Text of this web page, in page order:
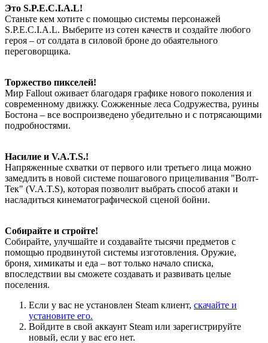
Это S.P.E.C.I.A.L!
Станьте кем хотите с помощью системы персонажей
S.P.E.C.I.A.L. Выберите из сотен качеств и создайте любого
героя – от солдата в силовой броне до обаятельного
переговорщика.
Торжество пикселей!
Мир Fallout оживает благодаря графике нового поколения и
современному движку. Сожженные леса Содружества, руины
Бостона – все воспроизведено убедительно и с потрясающими
подробностями.
Насилие и V.A.T.S.!
Напряженные схватки от первого или третьего лица можно
замедлить в новой системе пошагового прицеливания "Волт-
Тек" (V.A.T.S), которая позволит выбрать способ атаки и
насладиться кинематографической сценой бойни.
Собирайте и стройте!
Собирайте, улучшайте и создавайте тысячи предметов с
помощью продвинутой системы изготовления. Оружие,
броня, химикаты и еда – вот только начало списка,
впоследствии вы сможете создавать и развивать целые
поселения.
Если у вас не установлен Steam клиент, скачайте и
установите его.
Войдите в свой аккаунт Steam или зарегистрируйте
новый, если у вас его нет.